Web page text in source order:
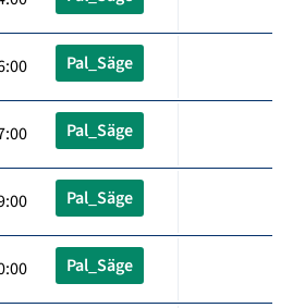
Pal_Säge
Pal_Säge
Pal_Säge
Pal_Säge